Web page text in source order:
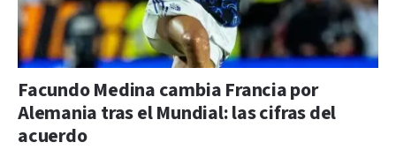
Facundo Medina cambia Francia por
Alemania tras el Mundial: las cifras del
acuerdo